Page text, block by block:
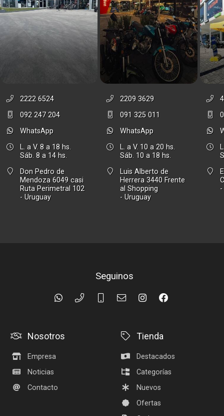
2222 6524
092 247 204
WhatsApp
L. a V. 8 a 18 hs.
Sáb. 8 a 14 hs.
Don Pedro de
Mendoza 6049 casi
Ruta Perimetral 102
- Uruguay
2209 3629
091 325 011
WhatsApp
L. a V. 10 a 20 hs.
Sáb. 10 a 18 hs.
Luis Alberto de
Herrera 3440 Frente
al Shopping
- Uruguay
Seguinos
Nosotros
Empresa
Noticias
Contacto
Tienda
Destacados
Categorías
Nuevos
Ofertas